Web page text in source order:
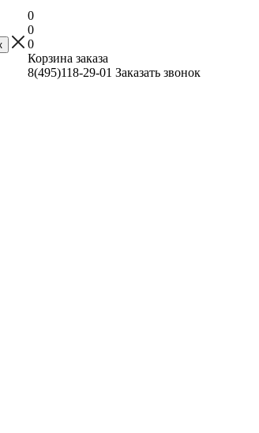
0
0
0
Корзина заказа
8(495)118-29-01 Заказать звонок